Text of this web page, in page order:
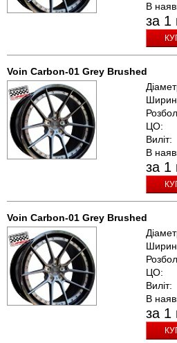
В
за 1
Voin Carbon-01 Grey Brushed
ЦО:
Виліт:
В
за 1
Voin Carbon-01 Grey Brushed
ЦО:
Виліт:
В
за 1